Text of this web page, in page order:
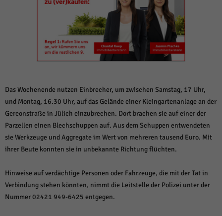
Das Wochenende nutzen Einbrecher, um zwischen Samstag, 17 Uhr,
und Montag, 16.30 Uhr, auf das Gelände einer Kleingartenanlage an der
Gereonstraße in Jülich einzubrechen. Dort brachen sie auf einer der
Parzellen einen Blechschuppen auf. Aus dem Schuppen entwendeten
sie Werkzeuge und Aggregate im Wert von mehreren tausend Euro. Mit
ihrer Beute konnten sie in unbekannte Richtung flüchten.
Hinweise auf verdächtige Personen oder Fahrzeuge, die mit der Tat in
Verbindung stehen könnten, nimmt die Leitstelle der Polizei unter der
Nummer 02421 949-6425 entgegen.
Alle akzeptieren Speichern und weiter
Zurück
Datenschutzeinstellungen
Essenziell (1)
einwandfreie Funktion der Website erforderlich.
Cookie-Informationen anzeigen
Statistiken (1)
Statistik Cookies erfassen Informationen anonym. Diese Informationen helfen
uns zu verstehen, wie unsere Besucher unsere Website nutzen.
Marketing (1)
Marketing-Cookies werden von Drittanbietern oder Publishern verwendet,